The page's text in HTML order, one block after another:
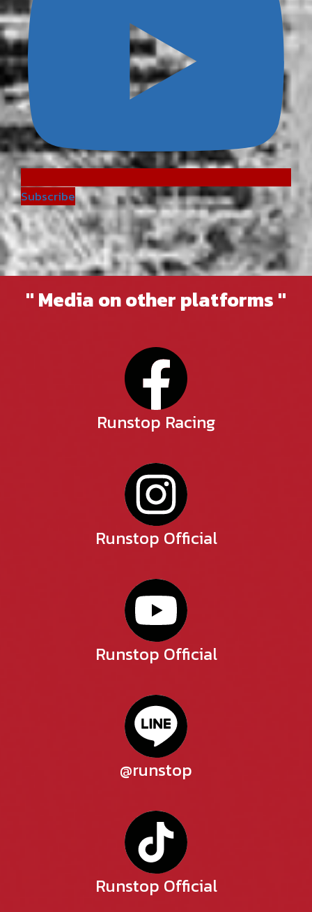
Subscribe
" Media on other platforms "
Runstop Racing
Runstop Official
Runstop Official
@runstop
Runstop Official